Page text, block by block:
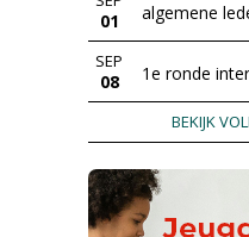
01 algemene
SEP
08 1e ronde
BEKIJK